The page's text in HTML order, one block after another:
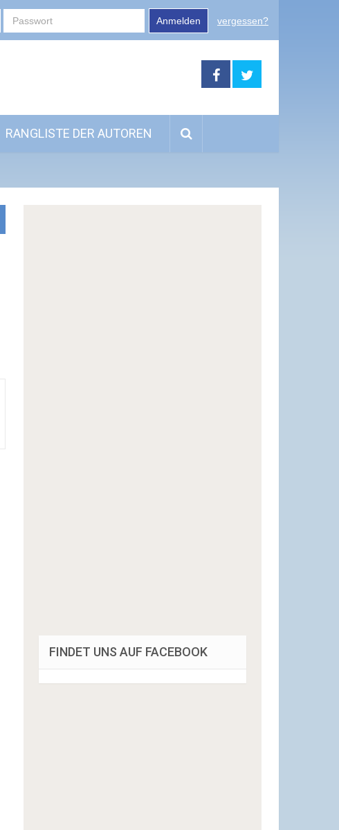
Anmelden vergessen?
RANGLISTE DER AUTOREN
FINDET UNS AUF FACEBOOK